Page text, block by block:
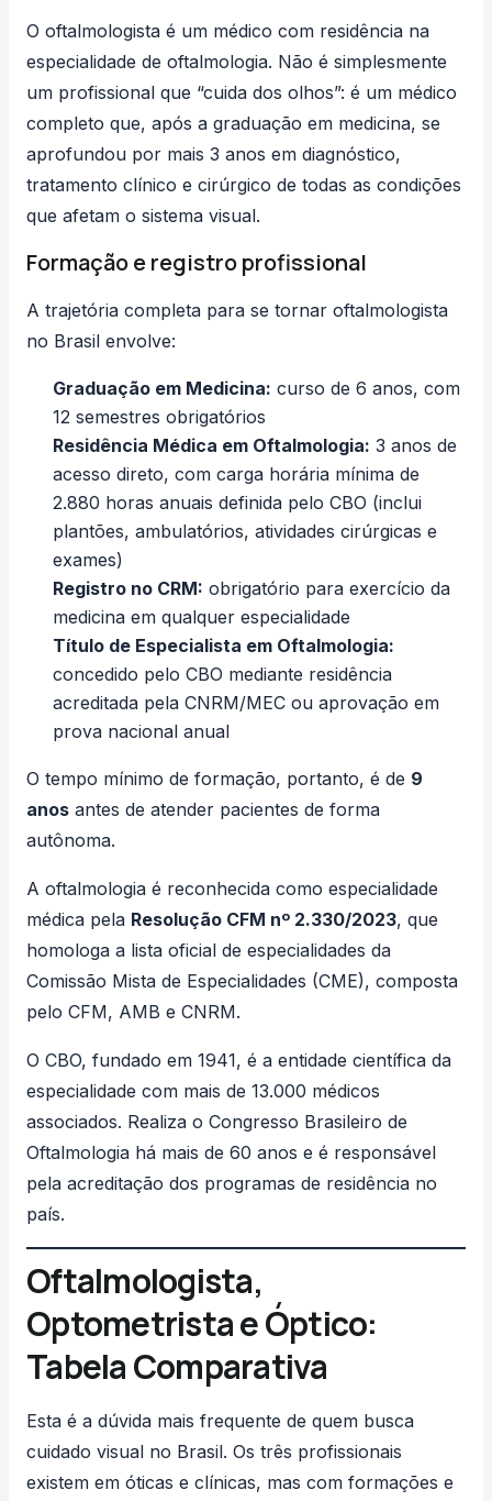
O oftalmologista é um médico com residência na
especialidade de oftalmologia. Não é simplesmente
um profissional que “cuida dos olhos”: é um médico
completo que, após a graduação em medicina, se
aprofundou por mais 3 anos em diagnóstico,
tratamento clínico e cirúrgico de todas as condições
que afetam o sistema visual.
Formação e registro profissional
A trajetória completa para se tornar oftalmologista
no Brasil envolve:
Graduação em Medicina: curso de 6 anos, com
12 semestres obrigatórios
Residência Médica em Oftalmologia: 3 anos de
acesso direto, com carga horária mínima de
2.880 horas anuais definida pelo CBO (inclui
plantões, ambulatórios, atividades cirúrgicas e
exames)
Registro no CRM: obrigatório para exercício da
medicina em qualquer especialidade
Título de Especialista em Oftalmologia:
concedido pelo CBO mediante residência
acreditada pela CNRM/MEC ou aprovação em
prova nacional anual
O tempo mínimo de formação, portanto, é de 9
anos antes de atender pacientes de forma
autônoma.
A oftalmologia é reconhecida como especialidade
médica pela Resolução CFM nº 2.330/2023, que
homologa a lista oficial de especialidades da
Comissão Mista de Especialidades (CME), composta
pelo CFM, AMB e CNRM.
O CBO, fundado em 1941, é a entidade científica da
especialidade com mais de 13.000 médicos
associados. Realiza o Congresso Brasileiro de
Oftalmologia há mais de 60 anos e é responsável
pela acreditação dos programas de residência no
país.
Oftalmologista,
Optometrista e Óptico:
Tabela Comparativa
Esta é a dúvida mais frequente de quem busca
cuidado visual no Brasil. Os três profissionais
existem em óticas e clínicas, mas com formações e